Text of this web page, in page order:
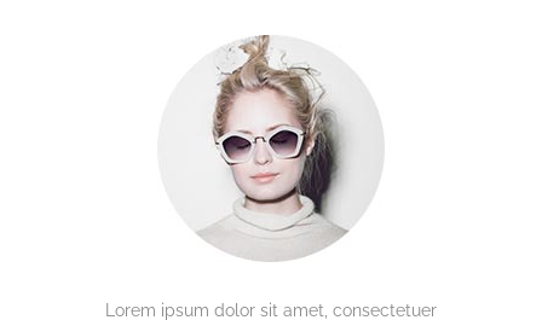
Lorem ipsum dolor sit amet, consectetuer